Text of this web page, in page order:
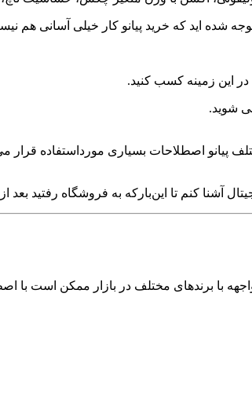
شده ا‌ید که خرید پیانو کار خیلی آسانی هم
این زمینه کسب کنید.
شوید.
پیانو اصطلاحات بسیاری مورداستفاده
آشنا کنم تا این‌بارکه به فروشگاه رفتید
با برندهای مختلف در بازار ممکن است با